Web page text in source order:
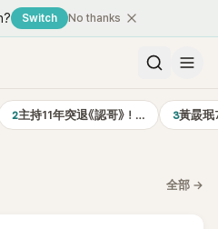
Switch No thanks
2主持11年突退《認哥》！… 3黃晸
全部 →